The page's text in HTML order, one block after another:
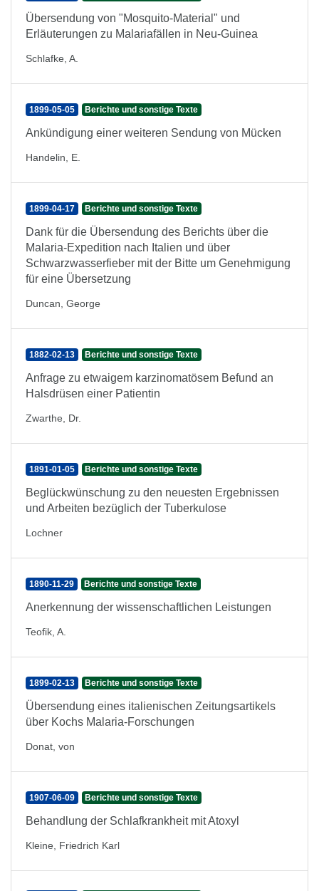
Übersendung von "Mosquito-Material" und
Erläuterungen zu Malariafällen in Neu-Guinea
Schlafke, A.
1899-05-05 Berichte und sonstige Texte
Ankündigung einer weiteren Sendung von Mücken
Handelin, E.
1899-04-17 Berichte und sonstige Texte
Dank für die Übersendung des Berichts über die
Malaria-Expedition nach Italien und über
Schwarzwasserfieber mit der Bitte um Genehmigung
für eine Übersetzung
Duncan, George
1882-02-13 Berichte und sonstige Texte
Anfrage zu etwaigem karzinomatösem Befund an
Halsdrüsen einer Patientin
Zwarthe, Dr.
1891-01-05 Berichte und sonstige Texte
Beglückwünschung zu den neuesten Ergebnissen
und Arbeiten bezüglich der Tuberkulose
Lochner
1890-11-29 Berichte und sonstige Texte
Anerkennung der wissenschaftlichen Leistungen
Teofik, A.
1899-02-13 Berichte und sonstige Texte
Übersendung eines italienischen Zeitungsartikels
über Kochs Malaria-Forschungen
Donat, von
1907-06-09 Berichte und sonstige Texte
Behandlung der Schlafkrankheit mit Atoxyl
Kleine, Friedrich Karl